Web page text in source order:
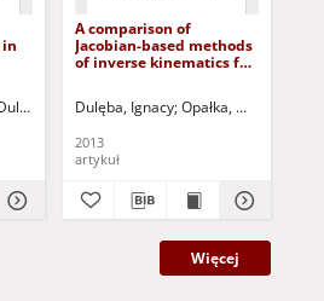
Iwona Mielczarek, Arkadiusz
A comparison of
Jacobian-based methods
of inverse kinematics for
Dulęba, Ignacy Opałka, Michał
2013
artykuł
Więcej